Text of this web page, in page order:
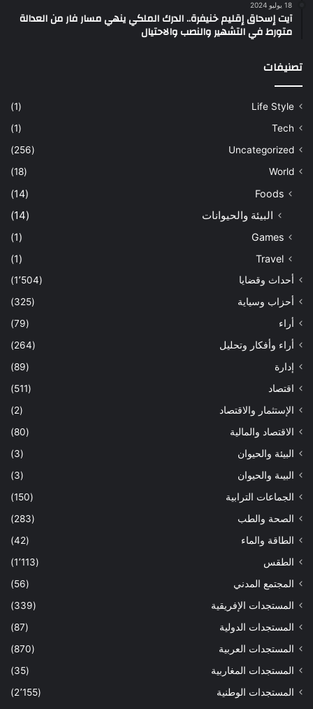
18 يوليو 2024
آيت إسحاق إقليم خنيفرة.. الدرك الملكي ينهي مسار فار من العدالة
متورط في التشهير والنصب والاحتيال
تصنيفات
Life Style
(1)
Tech
(1)
Uncategorized
(256)
World
(18)
Foods
(14)
البيئة والحيوانات (14)
Games
(1)
Travel
(1)
أحداث وقضايا
(1٬504)
أحزاب وسياية
(325)
أراء
(79)
أراء وأفكار وتحليل
(264)
إدارة
(89)
اقتصاد
(511)
الإستثمار والاقتصاد
(2)
الاقتصاد والمالية
(80)
البيئة والحيوان
(3)
البيىة والحيوان
(3)
الجماعات الترابية
(150)
الصحة والطب
(283)
الطاقة والماء
(42)
الطقس
(1٬113)
المجتمع المدني
(56)
المستجدات الإفريقية
(339)
المستجدات الدولية
(87)
المستجدات العربية
(870)
المستجدات المغاربية
(35)
المستجدات الوطنية
(2٬155)